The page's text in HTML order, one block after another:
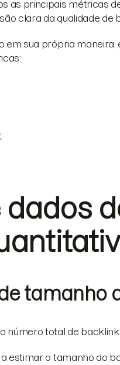
as principais métricas
clara da qualidade de
em sua própria
dados
tamanho
número total de
estimar o tamanho do